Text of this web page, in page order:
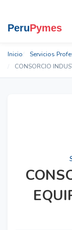
Inicio
Servicios
CONSORCIO